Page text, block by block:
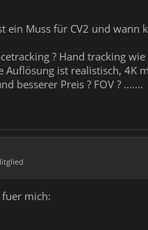
ein Muss für CV2 und wann
? Hand tracking wie
Auflösung ist realistisch, 4K
besserer Preis ? FOV ? .......
fuer mich: